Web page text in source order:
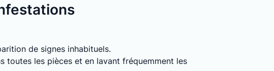
de signes inhabituels.
toutes les pièces et en lavant fréquemment les